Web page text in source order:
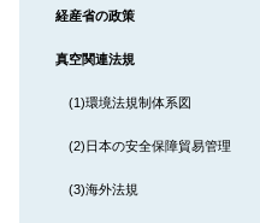
経産省の政策
真空関連法規
(1)環境法規制体系図
(2)日本の安全保障貿易管理
(3)海外法規